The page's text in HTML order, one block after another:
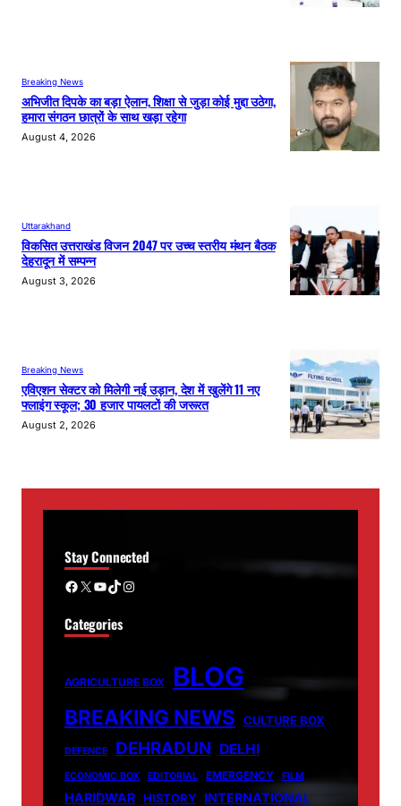
Breaking News
अभिजीत दिपके का बड़ा ऐलान, शिक्षा से जुड़ा कोई मुद्दा उठेगा,
हमारा संगठन छात्रों के साथ खड़ा रहेगा
August 4, 2026
Uttarakhand
विकसित उत्तराखंड विजन 2047 पर उच्च स्तरीय मंथन बैठक
देहरादून में सम्पन्न
August 3, 2026
Breaking News
एविएशन सेक्टर को मिलेगी नई उड़ान, देश में खुलेंगे 11 नए
फ्लाइंग स्कूल; 30 हजार पायलटों की जरूरत
August 2, 2026
Stay Connected
Facebook X YouTube TikTok Instagram
Categories
AGRICULTURE BOX BLOG
BREAKING NEWS CULTURE BOX
DEFENCE DEHRADUN DELHI
ECONOMIC BOX EDITORIAL EMERGENCY FILM
HARIDWAR HISTORY INTERNATIONAL